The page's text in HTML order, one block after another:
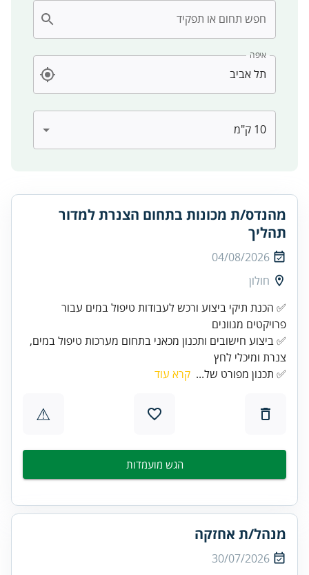
חפש תחום או תפקיד
איפה
מהנדס/ת מכונות בתחום הצנרת למדור
תהליך
04/08/2026
חולון
✅ הכנת תיקי ביצוע ורכש לעבודות טיפול במים עבור
✅ ביצוע חישובים ותכנון מכאני בתחום מערכות טיפול במים,
צנרת ומיכלי לחץ
✅ תכנון מפורט של... קרא עוד
⚠
הגש מועמדות
מנהל/ת אחזקה
30/07/2026